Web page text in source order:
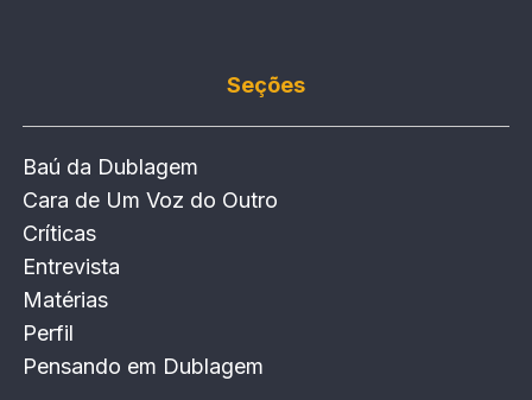
Seções
Baú da Dublagem
Cara de Um Voz do Outro
Críticas
Entrevista
Matérias
Perfil
Pensando em Dublagem